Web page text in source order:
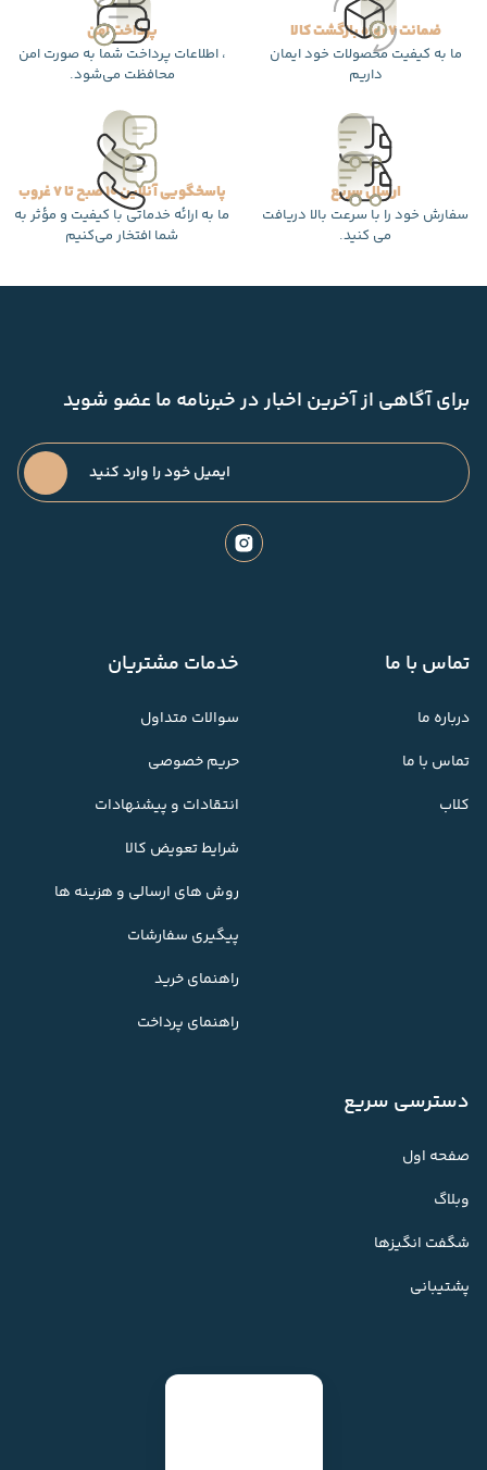
ضمانت 7 روزه بازگشت کالا
ما به کیفیت محصولات خود ایمان
داریم
پرداخت امن
، اطلاعات پرداخت شما به صورت امن
محافظت می‌شود.
ارسال سریع
سفارش خود را با سرعت بالا دریافت
می کنید.
پاسخگویی آنلاین 10 صبح تا 7 غروب
ما به ارائه خدماتی با کیفیت و مؤثر به
شما افتخار می‌کنیم
برای آگاهی از آخرین اخبار در خبرنامه ما عضو شوید
تماس با ما
درباره ما
تماس با ما
کلاب
خدمات مشتریان
سوالات متداول
حریم خصوصی
انتقادات و پیشنهادات
شرایط تعویض کالا
روش های ارسالی و هزینه ها
پیگیری سفارشات
راهنمای خرید
راهنمای پرداخت
دسترسی سریع
صفحه اول
وبلاگ
شگفت انگیزها
پشتیبانی